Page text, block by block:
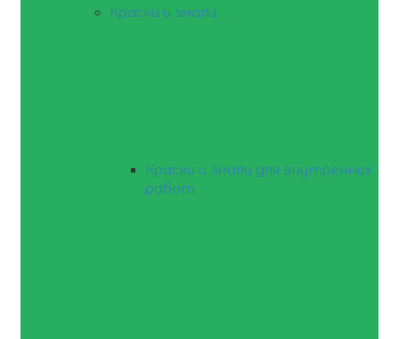
Краски и эмали
Краски и эмали для внутренних
работ